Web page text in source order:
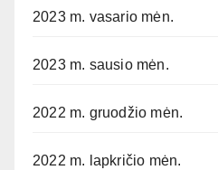
2023 m. vasario mėn.
2023 m. sausio mėn.
2022 m. gruodžio mėn.
2022 m. lapkričio mėn.